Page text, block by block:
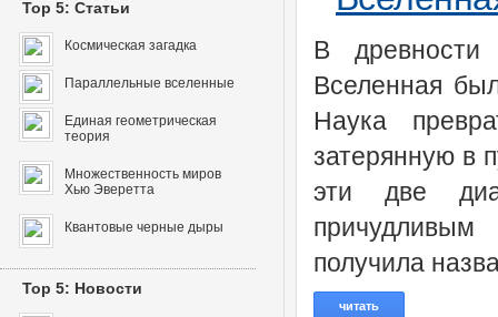
В
Вселенная
Наука
затерянную в
эти две
получила
читать
Top 5: Статьи
Космическая загадка
Параллельные вселенные
Единая геометрическая
теория
Множественность миров
Хью Эверетта
Квантовые черные дыры
Top 5: Новости